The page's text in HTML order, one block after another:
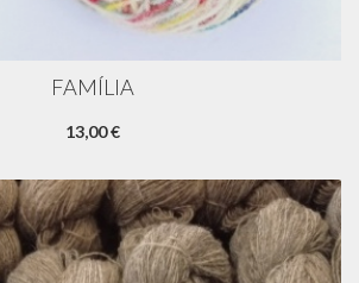
FAMÍLIA
13,00 €